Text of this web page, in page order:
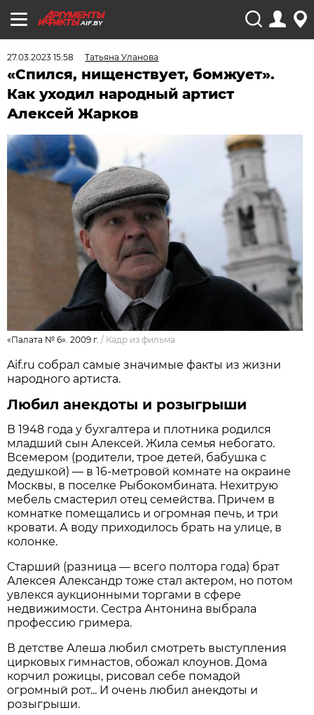
AIF.BY
27.03.2023 15:58 Татьяна Уланова
«Спился, нищенствует, бомжует».
Как уходил народный артист
Алексей Жарков
«Палата № 6». 2009 г. / Кадр из фильма
Aif.ru собрал самые значимые факты из жизни
народного артиста.
Любил анекдоты и розыгрыши
В 1948 года у бухгалтера и плотника родился
младший сын Алексей. Жила семья небогато.
Всемером (родители, трое детей, бабушка с
дедушкой) — в 16-метровой комнате на окраине
Москвы, в поселке Рыбокомбината. Нехитрую
мебель смастерил отец семейства. Причем в
комнатке помещались и огромная печь, и три
кровати. А воду приходилось брать на улице, в
колонке.
Старший (разница — всего полтора года) брат
Алексея Александр тоже стал актером, но потом
увлекся аукционными торгами в сфере
недвижимости. Сестра Антонина выбрала
профессию гримера.
В детстве Алеша любил смотреть выступления
цирковых гимнастов, обожал клоунов. Дома
корчил рожицы, рисовал себе помадой
огромный рот... И очень любил анекдоты и
розыгрыши.